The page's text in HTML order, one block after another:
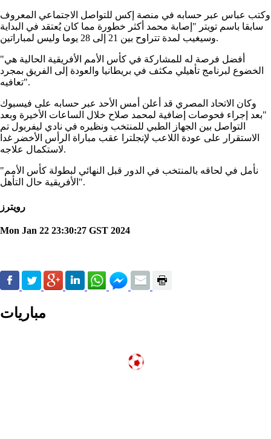
وكتب عباس عبر حسابه في منصة إكس للتواصل الاجتماعي المعروف
سابقا باسم تويتر "إصابة محمد أكثر خطورة مما كان يُعتقد في البداية
وسيغيب لمدة تتراوح بين 21 إلى 28 يوما وليس لمباراتين.
"أفضل فرصة له للمشاركة في كأس الأمم الأفريقية الحالية هي
الخضوع لبرنامج تأهيلي مكثف في بريطانيا والعودة إلى الفريق بمجرد
تعافيه".
وكان الاتحاد المصري قد أعلن أمس الأحد عبر حسابه على فيسبوك
"بعد إجراء فحوصات إضافية لمحمد صلاح خلال الساعات الأخيرة وبعد
التواصل بين الجهاز الطبي للمنتخب ونظيره في نادي ليفربول تم
الاستقرار على عودة اللاعب لإنجلترا عقب مباراة الرأس الأخضر غدا
لاستكمال علاجه.
"نأمل في لحاقه بالمنتخب في الدور قبل النهائي لبطولة كأس الأمم
الأفريقية حال التأهل".
رويترز
Mon Jan 22 23:30:27 GST 2024
مباريات